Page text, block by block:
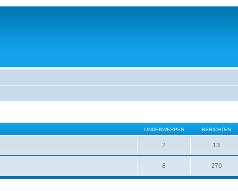
ONDERWERPEN BERICHTEN
2 13
8 270